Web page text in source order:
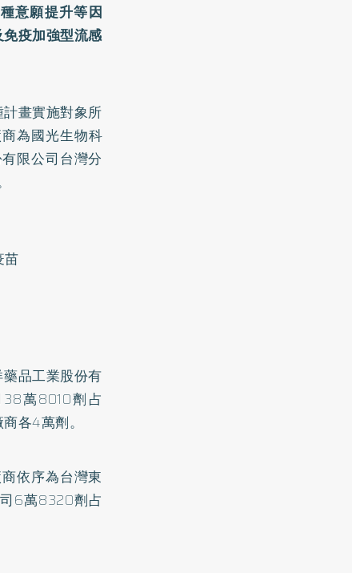
意願提升等因
疫加強型流感
畫實施對象所
為國光生物科
限公司台灣分
苗
品工業股份有
萬8010劑占
各4萬劑。
依序為台灣東
6萬8320劑占